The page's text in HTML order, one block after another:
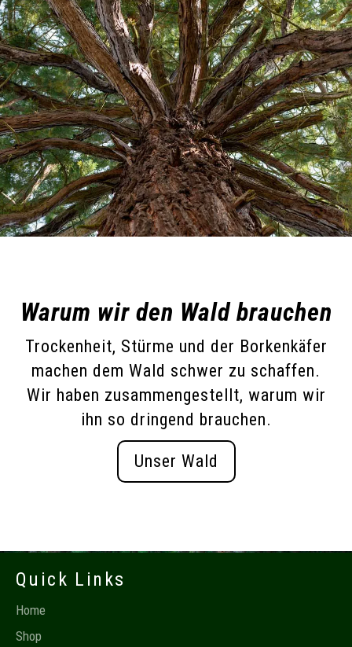
Warum wir den Wald brauchen
Trockenheit, Stürme und der Borkenkäfer
machen dem Wald schwer zu schaffen.
Wir haben zusammengestellt, warum wir
ihn so dringend brauchen.
Unser Wald
Quick Links
Home
Shop